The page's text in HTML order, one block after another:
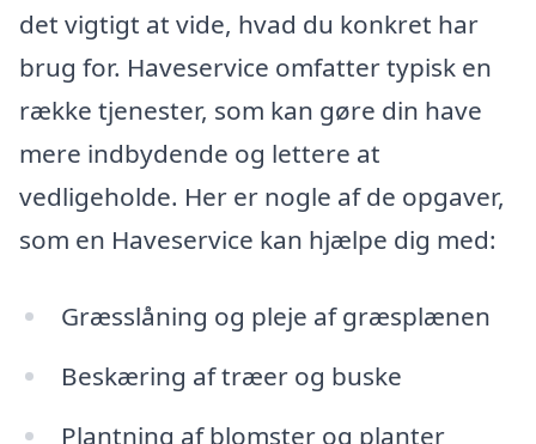
det vigtigt at vide, hvad du konkret har
brug for. Haveservice omfatter typisk en
række tjenester, som kan gøre din have
mere indbydende og lettere at
vedligeholde. Her er nogle af de opgaver,
som en Haveservice kan hjælpe dig med:
Græsslåning og pleje af græsplænen
Beskæring af træer og buske
Plantning af blomster og planter